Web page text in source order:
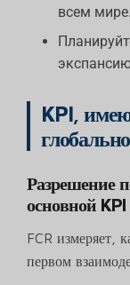
всем мире.
KPI,
Разрешение
основной KPI
FCR измеряет,
первом